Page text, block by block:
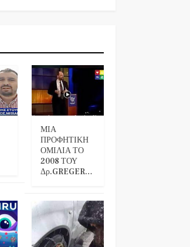
ΜΙΑ
ΠΡΟΦΗΤΙΚΗ
ΟΜΙΛΙΑ ΤΟ
2008 ΤΟΥ
Δρ.GREGER…